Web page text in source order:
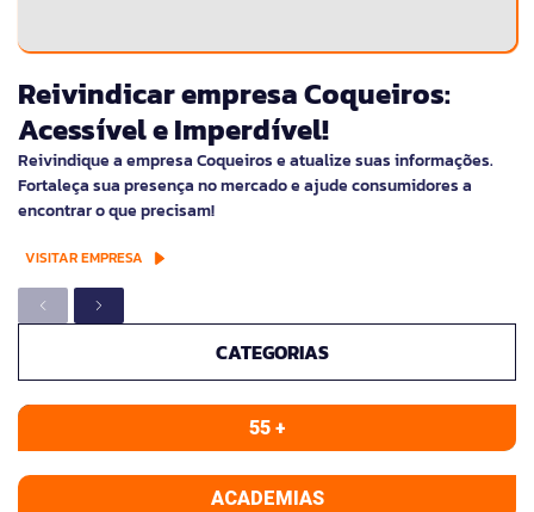
Reivindicar empresa Coqueiros:
Acessível e Imperdível!
Reivindique a empresa Coqueiros e atualize suas informações.
Fortaleça sua presença no mercado e ajude consumidores a
encontrar o que precisam!
VISITAR EMPRESA
CATEGORIAS
55 +
ACADEMIAS